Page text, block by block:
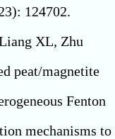
124702.
XL, Zhu
peat/magnetite
Fenton
mechanisms to